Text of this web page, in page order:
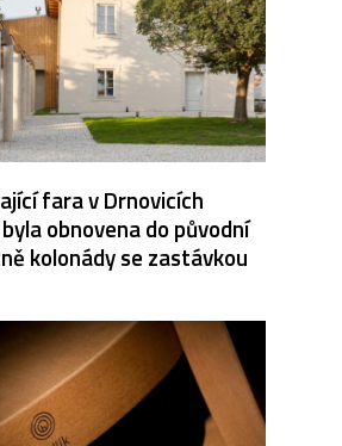
fara v Drnovicích
obnovena do původní
kolonády se zastávkou